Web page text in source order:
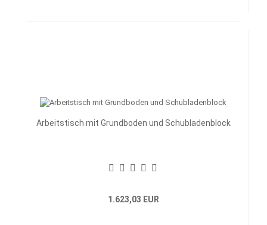
Arbeitstisch mit Grundboden und Schubladenblock
1.623,03 EUR